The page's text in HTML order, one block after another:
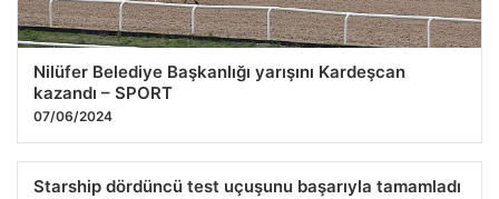
Nilüfer Belediye Başkanlığı yarışını Kardeşcan
kazandı – SPORT
07/06/2024
Starship dördüncü test uçuşunu başarıyla tamamladı